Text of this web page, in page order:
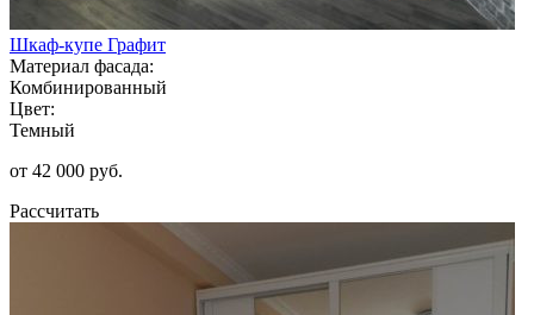
Шкаф-купе Графит
Материал фасада:
Комбинированный
Цвет:
Темный
от 42 000 руб.
Рассчитать